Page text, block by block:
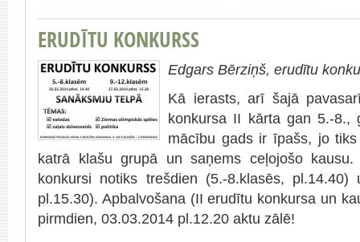
ERUDĪTU KONKURSS
Edgars Bērziņš, erudītu
Kā ierasts, arī šajā
konkursa II kārta gan 5.-8.,
mācību gads ir īpašs, jo
katrā klašu grupā un saņems ceļojošo
konkursi notiks trešdien (5.-8.klasēs, pl.14.40)
pl.15.30). Apbalvošana (II erudītu konkursa un
pirmdien, 03.03.2014 pl.12.20 aktu zālē!